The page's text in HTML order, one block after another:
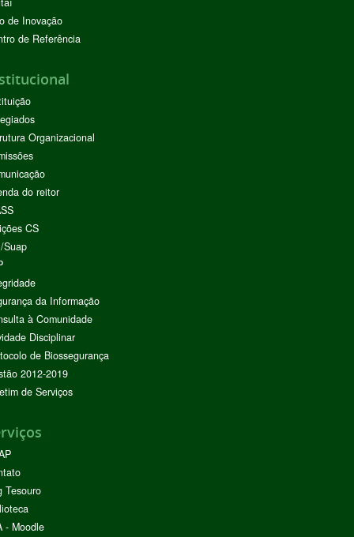
de Inovação
de Referência
Organizacional
do reitor
CS
Suap
da Informação
à Comunidade
Disciplinar
de Biossegurança
2012-2019
de Serviços
Tesouro
- Moodle